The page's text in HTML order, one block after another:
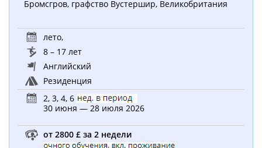
Бромсгров, графство Вустершир, Великобритания
лето,
8 – 17 лет
Английский
Резиденция
2, 3, 4, 6
30 июня — 28 июля 2026
от 2800 £ за 2 недели